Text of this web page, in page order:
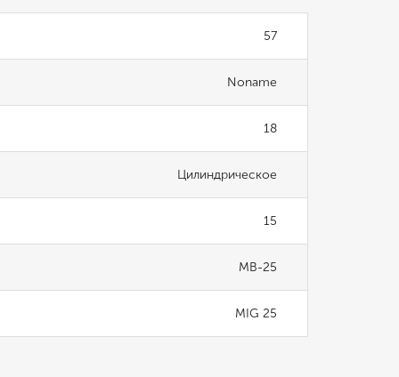
57
Noname
18
Цилиндрическое
15
MB-25
MIG 25